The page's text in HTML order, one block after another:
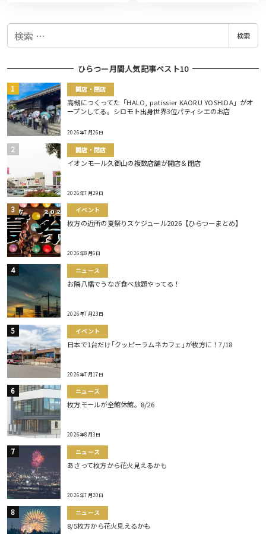
検
検索
ひらつー月間人気記事ベスト10
開店・閉店
高槻につくってた「HALO, patissier KAORU YOSHIDA」がオ
ープンしてる。シロモト出身世界3位パティシエのお店
2026年7月26日
開店・閉店
イオンモール久御山の複数店舗が開店＆閉店
2026年7月29日
イベント
枚方の近所の夏祭りスケジュール2026【ひらつーまとめ】
2026年8月6日
ニュース
お隣八幡でうなぎ食べ放題やってる！
2026年7月23日
イベント
日本で1台だけ｢クッピーラムネカフェ｣が枚方に！7/18
2026年7月17日
ニュース
枚方モールが全館休館。8/26
2026年8月3日
ニュース
あさって枚方から花火見えるかも
2026年7月20日
ニュース
8/5枚方から花火見えるかも